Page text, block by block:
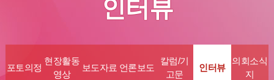
인터뷰
포토의정
현장활동
영상
보도자료 언론보도
칼럼/기
고문
인터뷰
의회소식
지